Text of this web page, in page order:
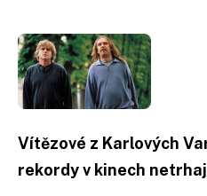
Vítězové z Karlových
rekordy v kinech